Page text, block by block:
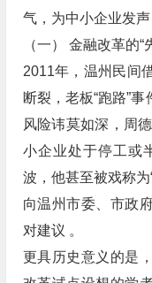
气，为中小企业发声
（一） 金融改革的“
2011年，温州民间
断裂，老板“跑路”
风险讳莫如深，周
小企业处于停工或
波，他甚至被戏称
向温州市委、市政
对建议 。
更具历史意义的是